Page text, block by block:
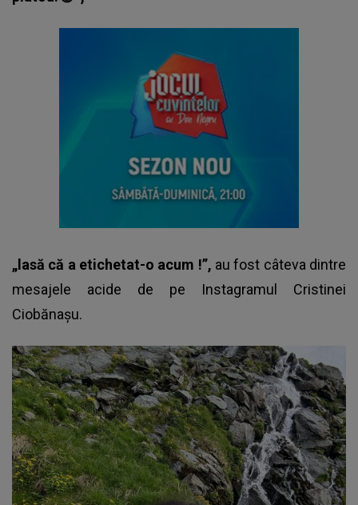
„lasă că a etichetat-o acum !”, au fost câteva dintre
mesajele acide de pe Instagramul Cristinei
Ciobănașu.